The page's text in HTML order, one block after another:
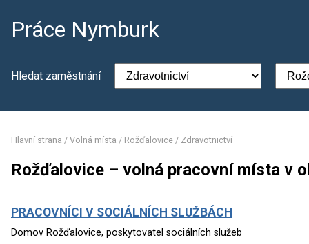
Práce Nymburk
Hledat zaměstnání
Hlavní strana / Volná místa / Rožďalovice / Zdravotnictví
Rožďalovice – volná pracovní místa v
PRACOVNÍCI V SOCIÁLNÍCH SLUŽBÁCH
Domov Rožďalovice, poskytovatel sociálních služeb